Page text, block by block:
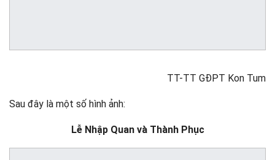
TT-TT GĐPT Kon Tum
Sau đây là một số hình ảnh:
Lễ Nhập Quan và Thành Phục